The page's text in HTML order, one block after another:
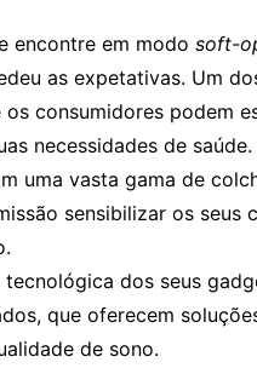
encontre em modo soft-
as expetativas. Um
os consumidores podem
necessidades de
uma vasta gama de
sensibilizar os seus
dos seus
que oferecem
de sono.